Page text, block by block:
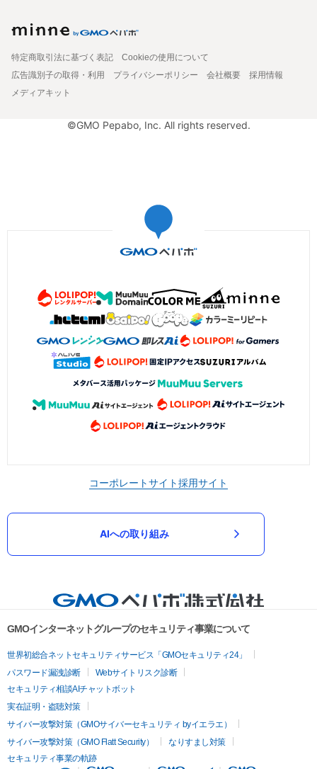
特定商取引法に基づく表記
Cookieの使用について
広告識別子の取得・利用
プライバシーポリシー 会社概要
採用情報
メディアキット
©GMO Pepabo, Inc. All rights reserved.
コーポレートサイト採用サイト
AIへの取り組み
GMOインターネットグループのセキュリティ事業について
世界初総合ネットセキュリティサービス「GMOセキュリティ24」
パスワード漏洩診断
Webサイトリスク診断
セキュリティ相談AIチャットボット
実在証明・盗聴対策
サイバー攻撃対策（GMOサイバーセキュリティ byイエラエ）
サイバー攻撃対策（GMO Flatt Security）
なりすまし対策
セキュリティ事業の軌跡